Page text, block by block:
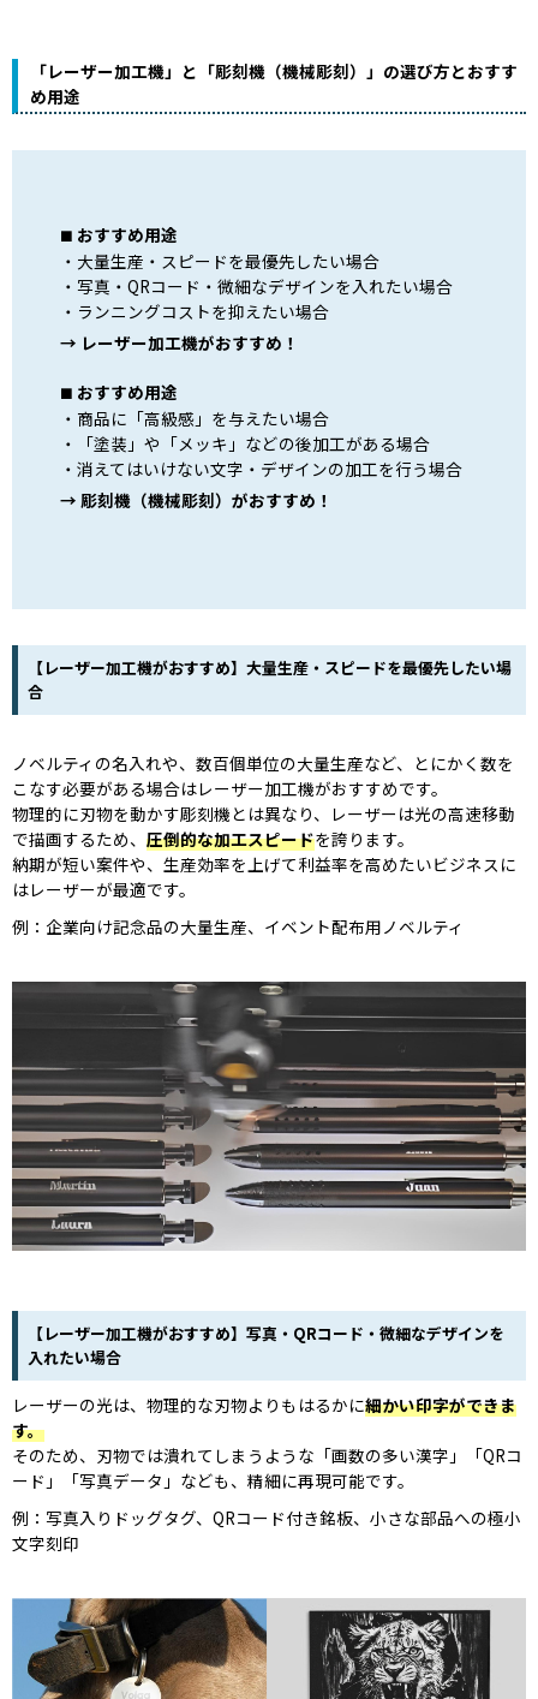
「レーザー加工機」と「彫刻機（機械彫刻）」の選び方とおすす
め用途
おすすめ用途
大量生産・スピードを最優先したい場合
写真・QRコード・微細なデザインを入れたい場合
ランニングコストを抑えたい場合
→ レーザー加工機がおすすめ！
おすすめ用途
商品に「高級感」を与えたい場合
「塗装」や「メッキ」などの後加工がある場合
消えてはいけない文字・デザインの加工を行う場合
→ 彫刻機（機械彫刻）がおすすめ！
【レーザー加工機がおすすめ】大量生産・スピードを最優先したい場
合
ノベルティの名入れや、数百個単位の大量生産など、とにかく数を
こなす必要がある場合はレーザー加工機がおすすめです。
物理的に刃物を動かす彫刻機とは異なり、レーザーは光の高速移動
で描画するため、 圧倒的な加工スピードを誇ります。
納期が短い案件や、生産効率を上げて利益率を高めたいビジネスに
はレーザーが最適です。
例：企業向け記念品の大量生産、イベント配布用ノベルティ
【レーザー加工機がおすすめ】写真・QRコード・微細なデザインを
入れたい場合
レーザーの光は、物理的な刃物よりもはるかに細かい印字ができま
す。
そのため、刃物では潰れてしまうような「画数の多い漢字」「QRコ
ード」「写真データ」なども、精細に再現可能です。
例：写真入りドッグタグ、QRコード付き銘板、小さな部品への極小
文字刻印